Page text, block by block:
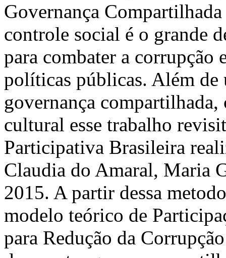
Governança
controle social é o grande
para combater a corrupção
políticas públicas. Além de
governança compartilhada,
cultural esse trabalho
Participativa Brasileira
Claudia do Amaral, Maria
2015. A partir dessa
modelo teórico de
para Redução da